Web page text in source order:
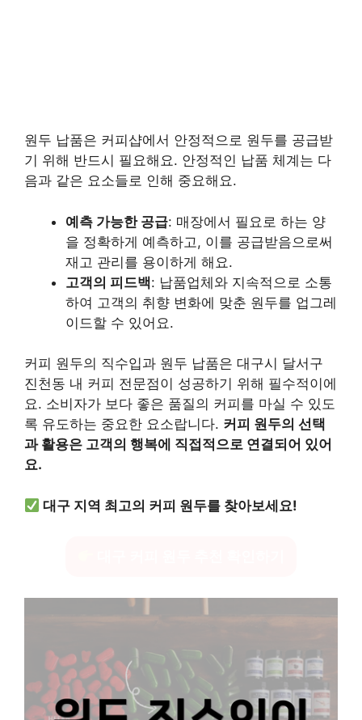
원두 납품은 커피샵에서 안정적으로 원두를 공급받
기 위해 반드시 필요해요. 안정적인 납품 체계는 다
음과 같은 요소들로 인해 중요해요.
예측 가능한 공급: 매장에서 필요로 하는 양
을 정확하게 예측하고, 이를 공급받음으로써
재고 관리를 용이하게 해요.
고객의 피드백: 납품업체와 지속적으로 소통
하여 고객의 취향 변화에 맞춘 원두를 업그레
이드할 수 있어요.
커피 원두의 직수입과 원두 납품은 대구시 달서구
진천동 내 커피 전문점이 성공하기 위해 필수적이에
요. 소비자가 보다 좋은 품질의 커피를 마실 수 있도
록 유도하는 중요한 요소랍니다. 커피 원두의 선택
과 활용은 고객의 행복에 직접적으로 연결되어 있어
요.
대구 지역 최고의 커피 원두를 찾아보세요!